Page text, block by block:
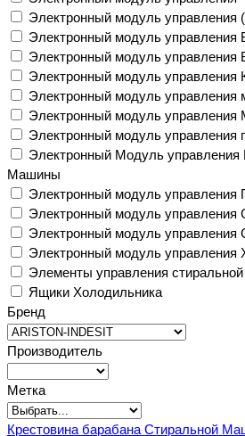
Электронный модуль управления
Электронный модуль управления
Электронный модуль управления
Электронный модуль управления
Электронный модуль управления
Электронный модуль управления
Электронный модуль управления
Электронный Модуль управления
Машины
Электронный модуль управления
Электронный модуль
Электронный модуль
Электронный модуль управления
Элементы управления
Ящики Холодильника
Бренд
Производитель
Метка
Крестовина барабана Стиральной